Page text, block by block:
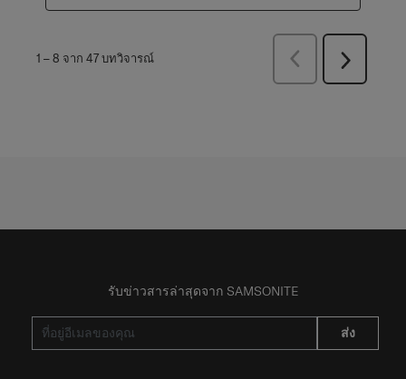
1 –8 จาก 47บทวิจารณ์
ก่อน
ถัด
รับข่าวสารล่าสุดจาก SAMSONITE
ส่ง